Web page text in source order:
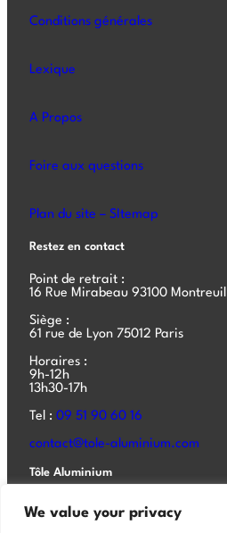
We value your privacy
Conditions générales
Lexique
A Propos
Foire aux questions
Plan du site – SItemap
Restez en contact
Point de retrait :
16 Rue Mirabeau 93100 Montreuil
Siège :
61 rue de Lyon 75012 Paris
Horaires :
9h-12h
13h30-17h
Tel : 09 51 90 60 16
contact@tole-aluminium.com
Tôle Aluminium
Tôle aluminium